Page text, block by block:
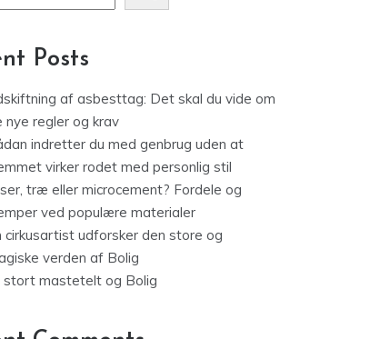
Posts
nye regler og krav
indretter du med genbrug uden at
virker rodet med personlig stil
træ eller microcement? Fordele og
ved populære materialer
cirkusartist udforsker den store og
verden af Bolig
stort mastetelt og Bolig
Comments